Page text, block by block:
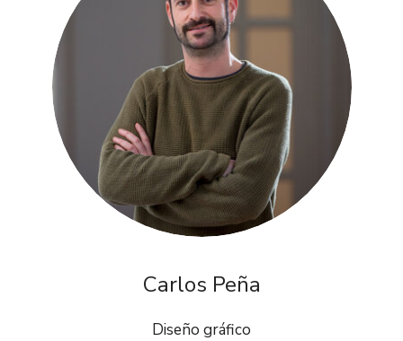
Carlos Peña
Diseño gráfico